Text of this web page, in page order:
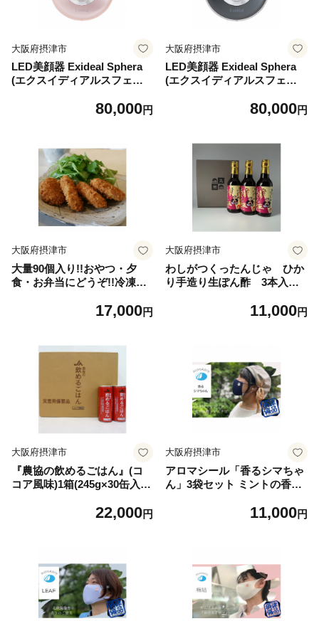
大阪府摂津市
LED美顔器 Exideal Sphera
(エクスイディアルスフェラ)
80,000円
大阪府摂津市
LED美顔器 Exideal Sphera
(エクスイディアルスフェラ)
80,000円
大阪府摂津市
大量90個入り!!おやつ・夕
食・お弁当にどうぞ!!冷凍牛
17,000円
大阪府摂津市
わしがつくったんじゃ ひか
り手造り生ぽん酢 3本入
におすすめです【1319165】
11,000円
大阪府摂津市
『農協の飲めるごはん』(コ
コア風味)1箱(245g×30缶入
22,000円
大阪府摂津市
アロマシール「香るシマちゃ
ん」3袋セット ミントの香り
11,000円